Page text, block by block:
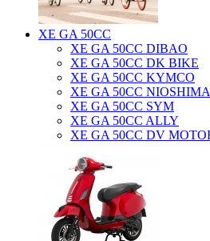
XE GA 50CC
XE GA 50CC DIBAO
XE GA 50CC DK BIKE
XE GA 50CC KYMCO
XE GA 50CC NIOSHIMA
XE GA 50CC SYM
XE GA 50CC ALLY
XE GA 50CC DV